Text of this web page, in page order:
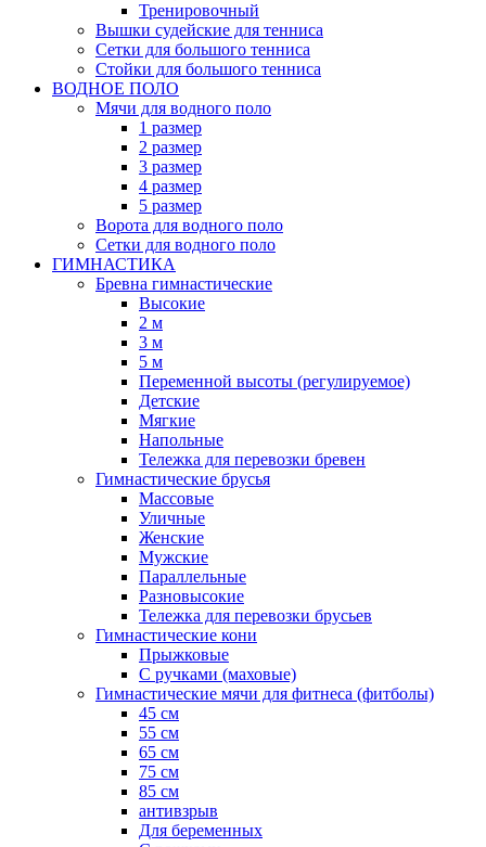
Тренировочный
Вышки судейские для тенниса
Сетки для большого тенниса
Стойки для большого тенниса
ВОДНОЕ ПОЛО
Мячи для водного поло
1 размер
2 размер
3 размер
4 размер
5 размер
Ворота для водного поло
Сетки для водного поло
ГИМНАСТИКА
Бревна гимнастические
Высокие
2 м
3 м
5 м
Переменной высоты (регулируемое)
Детские
Мягкие
Напольные
Тележка для перевозки бревен
Гимнастические брусья
Массовые
Уличные
Женские
Мужские
Параллельные
Разновысокие
Тележка для перевозки брусьев
Гимнастические кони
Прыжковые
С ручками (маховые)
Гимнастические мячи для фитнеса (фитболы)
45 см
55 см
65 см
75 см
85 см
антивзрыв
Для беременных